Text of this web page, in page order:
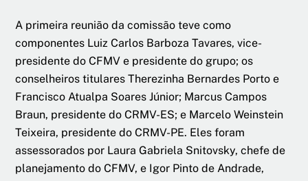
A primeira reunião da comissão teve como
componentes Luiz Carlos Barboza Tavares, vice-
presidente do CFMV e presidente do grupo; os
conselheiros titulares Therezinha Bernardes Porto e
Francisco Atualpa Soares Júnior; Marcus Campos
Braun, presidente do CRMV-ES; e Marcelo Weinstein
Teixeira, presidente do CRMV-PE. Eles foram
assessorados por Laura Gabriela Snitovsky, chefe de
planejamento do CFMV, e Igor Pinto de Andrade,